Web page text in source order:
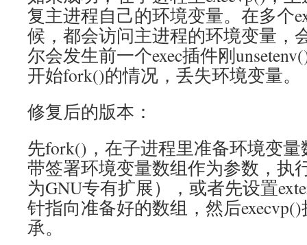
复主进程自己的环境变量。在多个
候，都会访问主进程的环境变量，
尔会发生前一个exec插件刚
开始fork()的情况，丢失环境变量。
修复后的版本：
先fork()，在子进程里准备环境变量
带签署环境变量数组作为参数，执
为GNU专有扩展），或者先设置
针指向准备好的数组，然后
承。